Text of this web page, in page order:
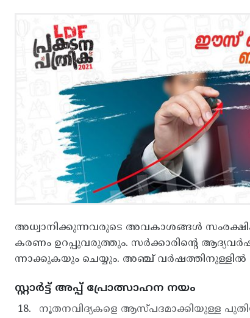
അധ്വാനിക്കുന്നവരുടെ അവകാശങ്ങള്‍
കരണം ഉറപ്പുവരുത്തും. സര്‍ക്കാരിന്റെ
ന്നാക്കുകയും ചെയ്യും. അഞ്ച്
സ്റ്റാർട്ട് അപ്പ് പ്രോത്സാഹന നയം
നൂതനവിദ്യകളെ ആസ്പദമാക്കിയുള്ള